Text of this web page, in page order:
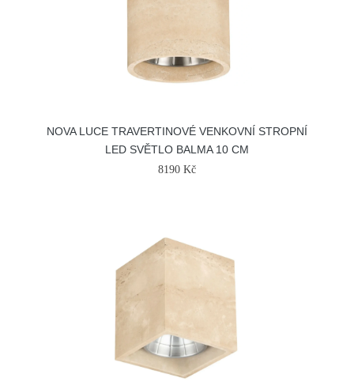
NOVA LUCE TRAVERTINOVÉ VENKOVNÍ STROPNÍ
LED SVĚTLO BALMA 10 CM
8190 Kč